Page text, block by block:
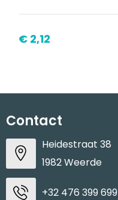
€ 2,12
Contact
Heidestraat 38
1982 Weerde
+32 476 399 699